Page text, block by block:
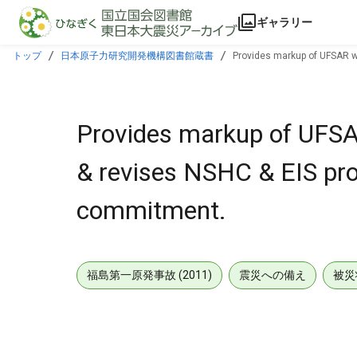
本文に飛ぶ
ギャラリー
トップ 日本原子力研究開発機構図書館蔵書 Provides markup of
Provides markup of
& revises NSHC & EIS
commitment.
福島第一原発事故 (2011) 震災への備え 被災